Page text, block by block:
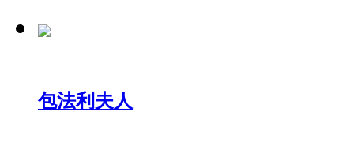
包法利夫人